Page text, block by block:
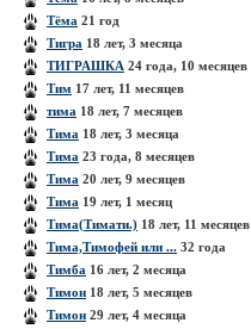
Тёма 21 год
Тигра 18 лет, 3 месяца
ТИГРАШКА 24 года, 10 месяцев
Тим 17 лет, 11 месяцев
тима 18 лет, 7 месяцев
Тима 18 лет, 3 месяца
Тима 23 года, 8 месяцев
Тима 20 лет, 9 месяцев
Тима 19 лет, 1 месяц
Тима(Тимати.) 18 лет, 11 месяцев
Тима,Тимофей или ... 32 года
Тимба 16 лет, 2 месяца
Тимон 18 лет, 5 месяцев
Тимон 29 лет, 4 месяца